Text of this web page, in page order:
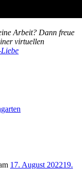
Arbeit? Dann freue
virtuellen
17. August 202219.